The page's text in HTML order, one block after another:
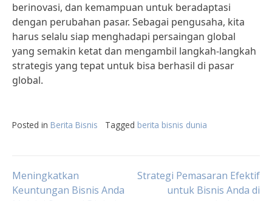
berinovasi, dan kemampuan untuk beradaptasi
dengan perubahan pasar. Sebagai pengusaha, kita
harus selalu siap menghadapi persaingan global
yang semakin ketat dan mengambil langkah-langkah
strategis yang tepat untuk bisa berhasil di pasar
global.
Posted in Berita Bisnis Tagged berita bisnis dunia
Post
Meningkatkan
Keuntungan Bisnis Anda
Strategi Pemasaran Efektif
untuk Bisnis Anda di